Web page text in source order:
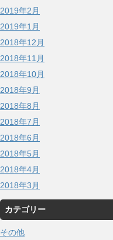
2019年2月
2019年1月
2018年12月
2018年11月
2018年10月
2018年9月
2018年8月
2018年7月
2018年6月
2018年5月
2018年4月
2018年3月
カテゴリー
その他